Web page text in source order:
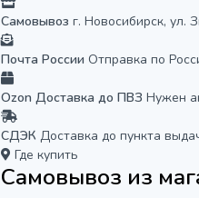
Самовывоз г. Новосибирск, ул.
Почта России Отправка по
Ozon Доставка до ПВЗ Нужен
СДЭК Доставка до пункта
Где купить
Самовывоз из